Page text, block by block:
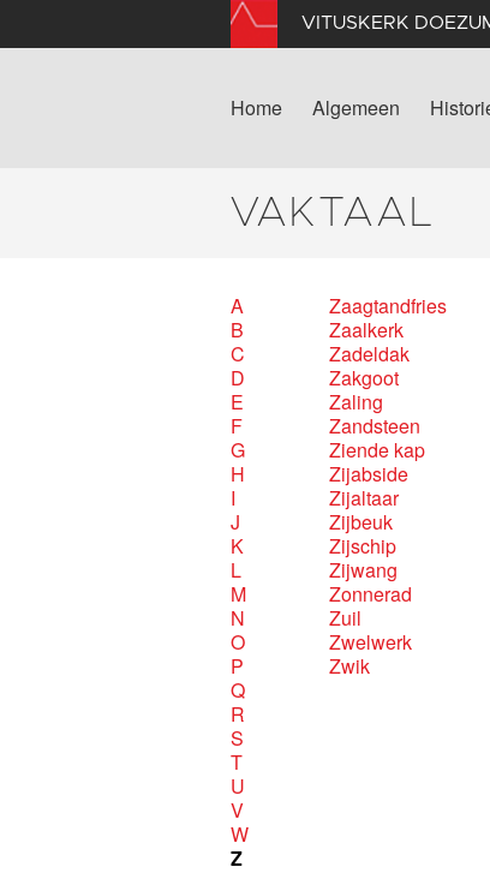
VITUSKERK
Home Algemeen
VAKTAAL
A
B
C
D
E
F
G
H
I
J
K
L
M
N
O
P
Q
R
S
T
U
V
W
Z
Zaagtandfries
Zaalkerk
Zadeldak
Zakgoot
Zaling
Zandsteen
Ziende kap
Zijabside
Zijaltaar
Zijbeuk
Zijschip
Zijwang
Zonnerad
Zuil
Zwelwerk
Zwik